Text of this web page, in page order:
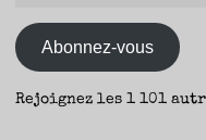
mail
Abonnez-vous
Rejoignez les 1 101